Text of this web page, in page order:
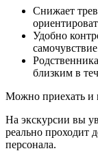
Снижает
Удобно
близким в
Можно приехать и
На экскурсии вы
реально проходит
персонала.